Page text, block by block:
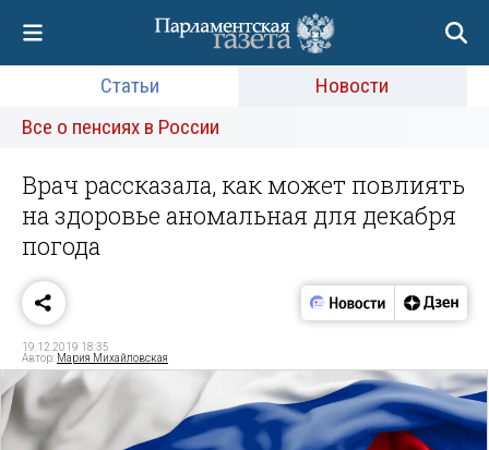
Статьи
Новости
Все о пенсиях в России
Врач рассказала, как может повлиять
на здоровье аномальная для декабря
погода
19.12.2019 18:35
Автор: Мария Михайловская